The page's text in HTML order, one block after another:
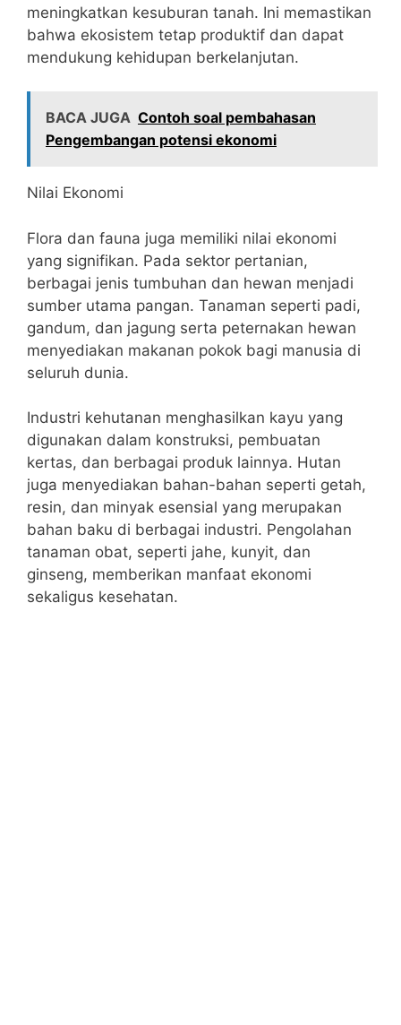
meningkatkan kesuburan tanah. Ini memastikan
bahwa ekosistem tetap produktif dan dapat
mendukung kehidupan berkelanjutan.
BACA JUGA Contoh soal pembahasan
Pengembangan potensi ekonomi
Nilai Ekonomi
Flora dan fauna juga memiliki nilai ekonomi
yang signifikan. Pada sektor pertanian,
berbagai jenis tumbuhan dan hewan menjadi
sumber utama pangan. Tanaman seperti padi,
gandum, dan jagung serta peternakan hewan
menyediakan makanan pokok bagi manusia di
seluruh dunia.
Industri kehutanan menghasilkan kayu yang
digunakan dalam konstruksi, pembuatan
kertas, dan berbagai produk lainnya. Hutan
juga menyediakan bahan-bahan seperti getah,
resin, dan minyak esensial yang merupakan
bahan baku di berbagai industri. Pengolahan
tanaman obat, seperti jahe, kunyit, dan
ginseng, memberikan manfaat ekonomi
sekaligus kesehatan.